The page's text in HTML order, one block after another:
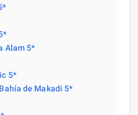
Alam 5*
5*
de Makadi 5*